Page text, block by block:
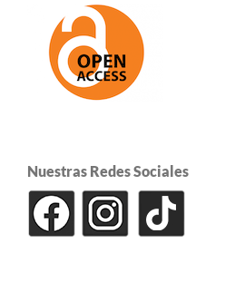
Nuestras Redes Sociales